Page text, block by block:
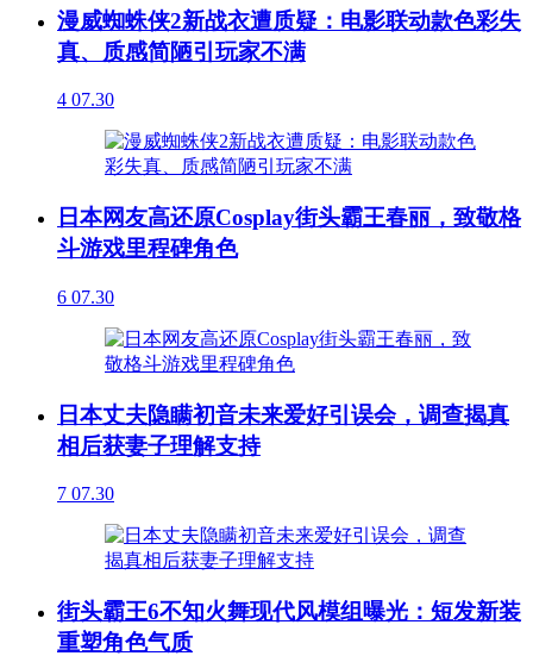
漫威蜘蛛侠2新战衣遭质疑：电影联动款色彩失
真、质感简陋引玩家不满
4 07.30
日本网友高还原Cosplay街头霸王春丽，致敬格
斗游戏里程碑角色
6 07.30
日本丈夫隐瞒初音未来爱好引误会，调查揭真
相后获妻子理解支持
7 07.30
街头霸王6不知火舞现代风模组曝光：短发新装
重塑角色气质